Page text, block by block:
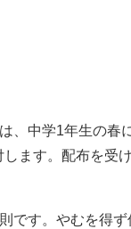
、中学1年生の春
ます。配布を受
です。やむを得